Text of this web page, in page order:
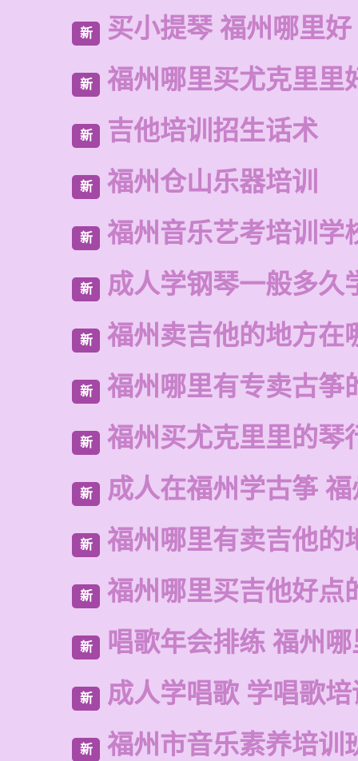
新 买小提琴 福州哪里好
新 福州哪里买尤克里里
新 吉他培训招生话术
新 福州仓山乐器培训
新 福州音乐艺考培训学
新 成人学钢琴一般多久
新 福州卖吉他的地方在
新 福州哪里有专卖古筝
新 福州买尤克里里的琴
新 成人在福州学古筝
新 福州哪里有卖吉他的
新 福州哪里买吉他好点
新 唱歌年会排练 福州
新 成人学唱歌 学唱歌培
新 福州市音乐素养培训